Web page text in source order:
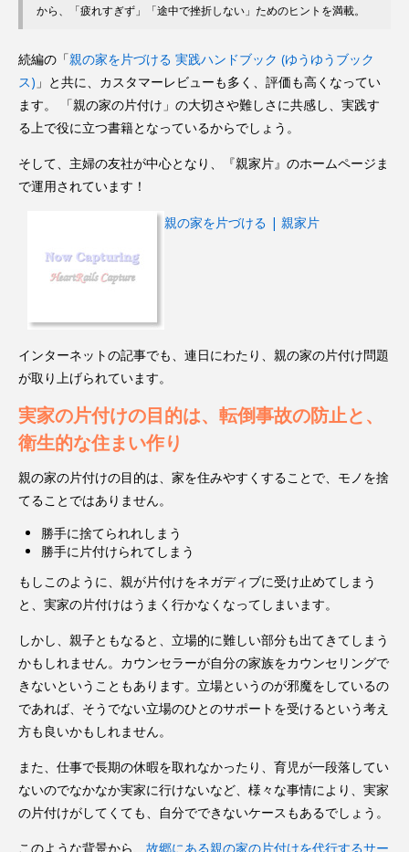
から、「疲れすぎず」「途中で挫折しない」ためのヒントを満載。
続編の「親の家を片づける 実践ハンドブック (ゆうゆうブック
ス) 」と共に、カスタマーレビューも多く、評価も高くなってい
ます。 「親の家の片付け」の大切さや難しさに共感し、実践す
る上で役に立つ書籍となっているからでしょう。
そして、主婦の友社が中心となり、『親家片』のホームページま
で運用されています！
親の家を片づける | 親家片
インターネットの記事でも、連日にわたり、親の家の片付け問題
が取り上げられています。
実家の片付けの目的は、転倒事故の防止と、
衛生的な住まい作り
親の家の片付けの目的は、家を住みやすくすることで、モノを捨
てることではありません。
勝手に捨てられれしまう
勝手に片付けられてしまう
もしこのように、親が片付けをネガディブに受け止めてしまう
と、実家の片付けはうまく行かなくなってしまいます。
しかし、親子ともなると、立場的に難しい部分も出てきてしまう
かもしれません。カウンセラーが自分の家族をカウンセリングで
きないということもあります。立場というのが邪魔をしているの
であれば、そうでない立場のひとのサポートを受けるという考え
方も良いかもしれません。
また、仕事で長期の休暇を取れなかったり、育児が一段落してい
ないのでなかなか実家に行けないなど、様々な事情により、実家
の片付けがしてくても、自分でできないケースもあるでしょう。
このような背景から、 故郷にある親の家の片付けを代行するサー